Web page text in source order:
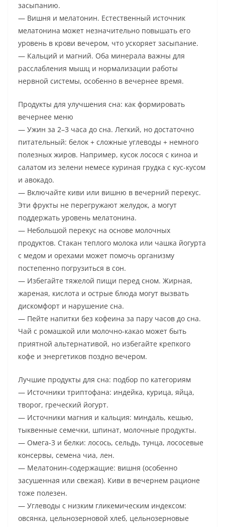
засыпанию.
— Вишня и мелатонин. Естественный источник
мелатонина может незначительно повышать его
уровень в крови вечером, что ускоряет засыпание.
— Кальций и магний. Оба минерала важны для
расслабления мышц и нормализации работы
нервной системы, особенно в вечернее время.
Продукты для улучшения сна: как формировать
вечернее меню
— Ужин за 2–3 часа до сна. Легкий, но достаточно
питательный: белок + сложные углеводы + немного
полезных жиров. Например, кусок лосося с киноа и
салатом из зелени немесе куриная грудка с кус-кусом
и авокадо.
— Включайте киви или вишню в вечерний перекус.
Эти фрукты не перегружают желудок, а могут
поддержать уровень мелатонина.
— Небольшой перекус на основе молочных
продуктов. Стакан теплого молока или чашка йогурта
с медом и орехами может помочь организму
постепенно погрузиться в сон.
— Избегайте тяжелой пищи перед сном. Жирная,
жареная, кислота и острые блюда могут вызвать
дискомфорт и нарушение сна.
— Пейте напитки без кофеина за пару часов до сна.
Чай с ромашкой или молочно-какао может быть
приятной альтернативой, но избегайте крепкого
кофе и энергетиков поздно вечером.
Лучшие продукты для сна: подбор по категориям
— Источники триптофана: индейка, курица, яйца,
творог, греческий йогурт.
— Источники магния и кальция: миндаль, кешью,
тыквенные семечки, шпинат, молочные продукты.
— Омега-3 и белки: лосось, сельдь, тунца, лососевые
консервы, семена чиа, лен.
— Мелатонин-содержащие: вишня (особенно
засушенная или свежая). Киви в вечернем рационе
тоже полезен.
— Углеводы с низким гликемическим индексом:
овсянка, цельнозерновой хлеб, цельнозерновые